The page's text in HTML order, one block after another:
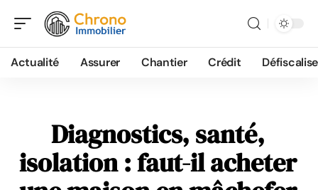
Actualité Assurer Chantier Crédit
Diagnostics, santé,
isolation : faut-il acheter